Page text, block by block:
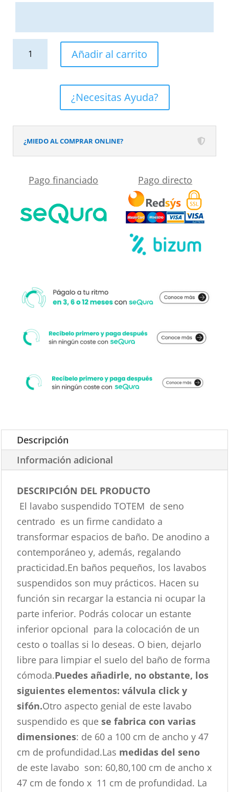
centrado
SOLID
SURFACE
cantidad
Añadir al carrito
¿Necesitas Ayuda?
¿MIEDO AL COMPRAR ONLINE?
Pago financiado Pago directo
Descripción
Información adicional
DESCRIPCIÓN DEL PRODUCTO
El lavabo suspendido TOTEM de seno
centrado es un firme candidato a
transformar espacios de baño. De anodino a
contemporáneo y, además, regalando
practicidad.En baños pequeños, los lavabos
suspendidos son muy prácticos. Hacen su
función sin recargar la estancia ni ocupar la
parte inferior. Podrás colocar un estante
inferior opcional para la colocación de un
cesto o toallas si lo deseas. O bien, dejarlo
libre para limpiar el suelo del baño de forma
cómoda.Puedes añadirle, no obstante, los
siguientes elementos: válvula click y
sifón.Otro aspecto genial de este lavabo
suspendido es quese fabrica con varias
dimensiones: de 60 a 100 cm de ancho y 47
cm de profundidad.Las medidas del seno
de este lavabo son: 60,80,100 cm de ancho x
47 cm de fondo x 11 cm de profundidad. La